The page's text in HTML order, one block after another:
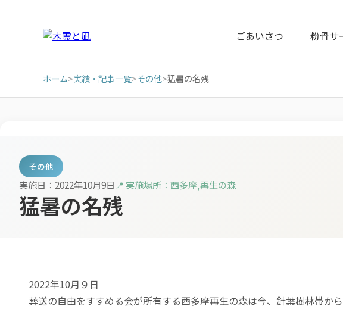
ごあいさつ 粉骨サ
ホーム>実績・記事一覧>その他>猛暑の名残
その他
実施日：2022年10月9日 📍 実施場所：西多摩,再生の森
猛暑の名残
2022年10月９日
葬送の自由をすすめる会が所有する西多摩再生の森は今、針葉樹林帯か